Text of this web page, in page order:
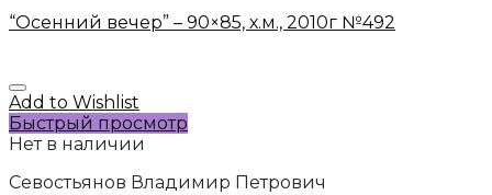
“Осенний вечер” – 90×85, х.м., 2010г №492
Add to Wishlist
Быстрый просмотр
Нет в наличии
Севостьянов Владимир Петрович